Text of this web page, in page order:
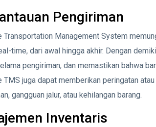
Pengiriman
Transportation Management System
time, dari awal hingga akhir. Dengan
pengiriman, dan memastikan bahwa
TMS juga dapat memberikan peringatan
gangguan jalur, atau kehilangan barang.
Inventaris